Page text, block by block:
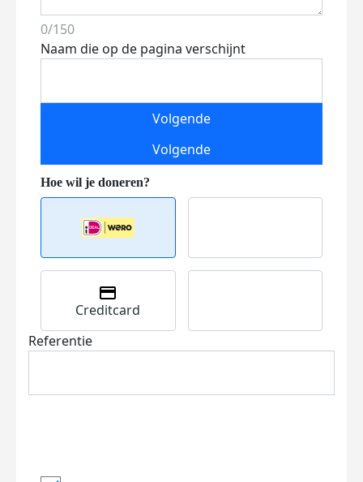
0/150
Naam die op de pagina verschijnt
Volgende
Volgende
Creditcard
Referentie